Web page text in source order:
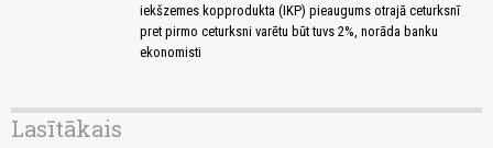
iekšzemes kopprodukta (IKP) pieaugums otrajā ceturksnī
pret pirmo ceturksni varētu būt tuvs 2%, norāda banku
ekonomisti
Lasītākais